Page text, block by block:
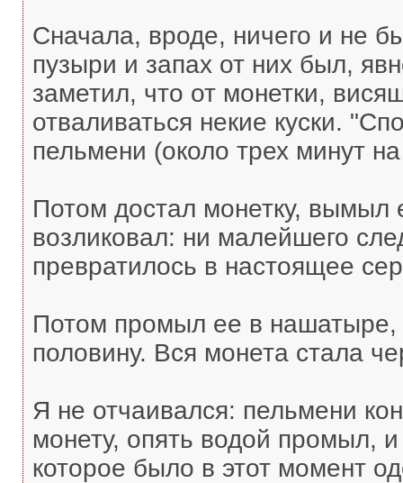
Сначала, вроде, ничего и не
пузыри и запах от них был,
заметил, что от монетки,
отваливаться некие куски.
пельмени (около трех минут
Потом достал монетку, вымыл
возликовал: ни малейшего
превратилось в настоящее
Потом промыл ее в нашатыре,
половину. Вся монета стала
Я не отчаивался: пельмени
монету, опять водой промыл,
которое было в этот момент